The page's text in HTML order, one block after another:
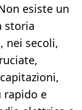
esiste un
storia
nei secoli,
rapido e